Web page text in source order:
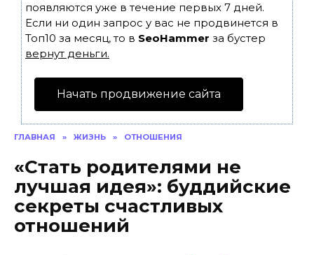
появляются уже в течение первых 7 дней.
Если ни один запрос у вас не продвинется в
Топ10 за месяц, то в SeoHammer за бустер
вернут деньги.
Начать продвижение сайта
ГЛАВНАЯ » ЖИЗНЬ » ОТНОШЕНИЯ
«Стать родителями не
лучшая идея»: буддийские
секреты счастливых
отношений